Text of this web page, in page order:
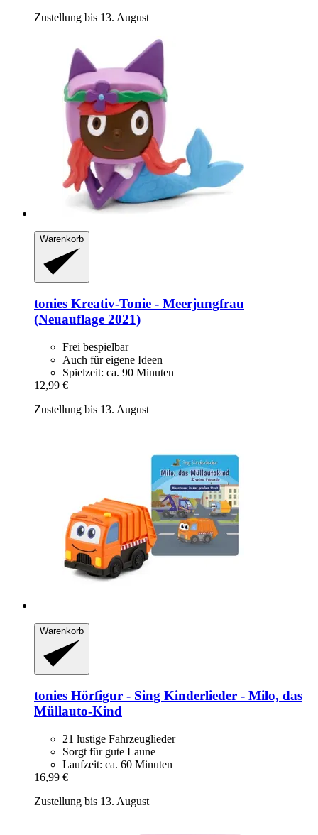
Zustellung bis 13. August
Warenkorb
tonies Kreativ-​Tonie -​ Meerjungfrau
(Neuauflage 2021)
Frei bespielbar
Auch für eigene Ideen
Spielzeit: ca. 90 Minuten
12,99 €
Zustellung bis 13. August
Warenkorb
tonies Hörfigur -​ Sing Kinderlieder -​ Milo, das
Müllauto-​Kind
21 lustige Fahrzeuglieder
Sorgt für gute Laune
Laufzeit: ca. 60 Minuten
16,99 €
Zustellung bis 13. August